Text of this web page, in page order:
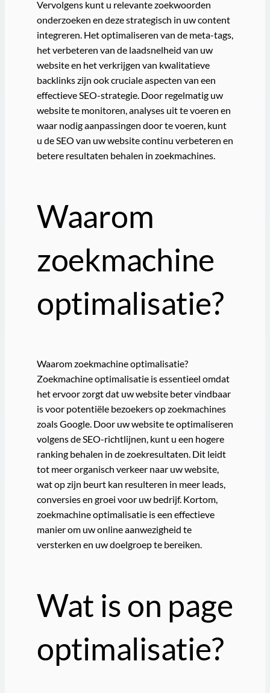
Vervolgens kunt u relevante zoekwoorden
onderzoeken en deze strategisch in uw content
integreren. Het optimaliseren van de meta-tags,
het verbeteren van de laadsnelheid van uw
website en het verkrijgen van kwalitatieve
backlinks zijn ook cruciale aspecten van een
effectieve SEO-strategie. Door regelmatig uw
website te monitoren, analyses uit te voeren en
waar nodig aanpassingen door te voeren, kunt
u de SEO van uw website continu verbeteren en
betere resultaten behalen in zoekmachines.
Waarom
zoekmachine
optimalisatie?
Waarom zoekmachine optimalisatie?
Zoekmachine optimalisatie is essentieel omdat
het ervoor zorgt dat uw website beter vindbaar
is voor potentiële bezoekers op zoekmachines
zoals Google. Door uw website te optimaliseren
volgens de SEO-richtlijnen, kunt u een hogere
ranking behalen in de zoekresultaten. Dit leidt
tot meer organisch verkeer naar uw website,
wat op zijn beurt kan resulteren in meer leads,
conversies en groei voor uw bedrijf. Kortom,
zoekmachine optimalisatie is een effectieve
manier om uw online aanwezigheid te
versterken en uw doelgroep te bereiken.
Wat is on page
optimalisatie?